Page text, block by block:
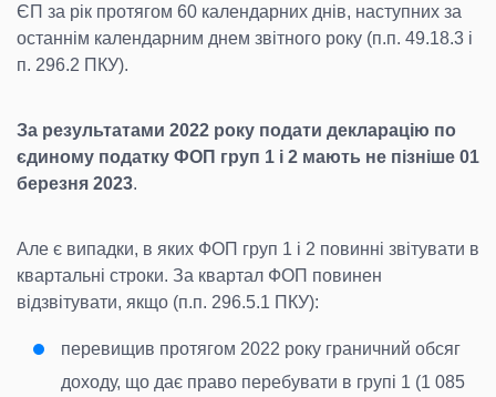
ЄП за рік протягом 60 календарних днів, наступних за
останнім календарним днем звітного року (п.п. 49.18.3 і
п. 296.2 ПКУ).
За результатами 2022 року подати декларацію по
єдиному податку ФОП груп 1 і 2 мають не пізніше 01
березня 2023.
Але є випадки, в яких ФОП груп 1 і 2 повинні звітувати в
квартальні строки. За квартал ФОП повинен
відзвітувати, якщо (п.п. 296.5.1 ПКУ):
перевищив протягом 2022 року граничний обсяг
доходу, що дає право перебувати в групі 1 (1 085